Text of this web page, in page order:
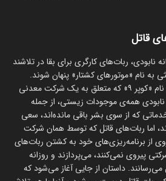
قاتل
نابودی، ربات‌های کارگری برای بقا در تلاشند
به نام «موتورهای کشتار» پنهان شوند.
فروپاشی هسته‌ی سیاره‌ای به نام «کوپر ۹» که متعلق به یک شرکت معدنی
همه‌ی موجودات زیستی، از جمله
که از سوی بشر باقی مانده‌اند، سعی
اما ربات‌های قاتل که توسط همان شرکت
از برنامه‌ریزی‌های خود به کشتن ربات‌های
پیروی نمی‌کنند، می‌پردازند و روزانه
داستان از جایی آغاز می‌شود که